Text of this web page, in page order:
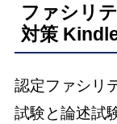
ファシリ
対策
認定ファシリ
試験と論述試